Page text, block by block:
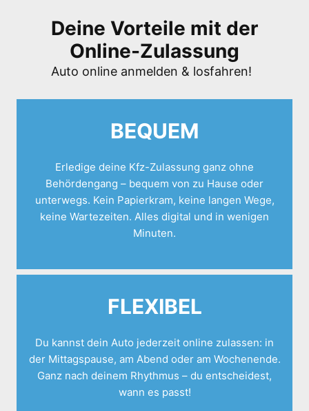
Deine Vorteile mit der
Online-Zulassung
Auto online anmelden & losfahren!
BEQUEM
Erledige deine Kfz-Zulassung ganz ohne
Behördengang – bequem von zu Hause oder
unterwegs. Kein Papierkram, keine langen Wege,
keine Wartezeiten. Alles digital und in wenigen
Minuten.
FLEXIBEL
Du kannst dein Auto jederzeit online zulassen: in
der Mittagspause, am Abend oder am Wochenende.
Ganz nach deinem Rhythmus – du entscheidest,
wann es passt!